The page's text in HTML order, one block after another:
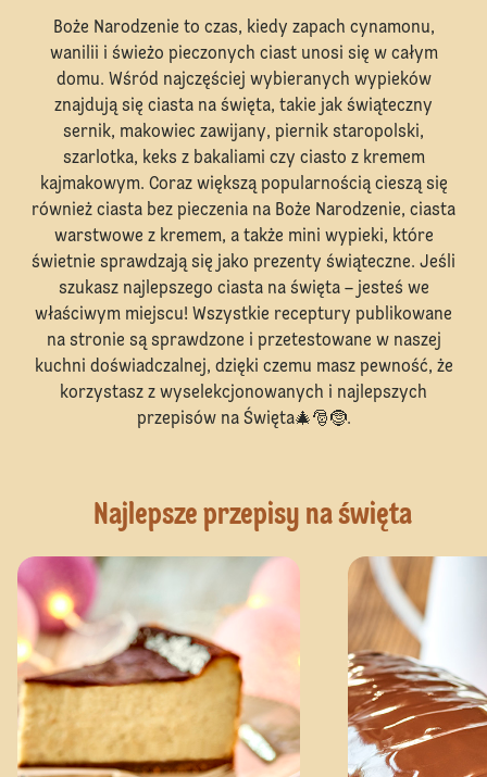
Boże Narodzenie to czas, kiedy zapach cynamonu,
wanilii i świeżo pieczonych ciast unosi się w całym
domu. Wśród najczęściej wybieranych wypieków
znajdują się ciasta na święta, takie jak świąteczny
sernik, makowiec zawijany, piernik staropolski,
szarlotka, keks z bakaliami czy ciasto z kremem
kajmakowym. Coraz większą popularnością cieszą się
również ciasta bez pieczenia na Boże Narodzenie, ciasta
warstwowe z kremem, a także mini wypieki, które
świetnie sprawdzają się jako prezenty świąteczne. Jeśli
szukasz najlepszego ciasta na święta – jesteś we
właściwym miejscu! Wszystkie receptury publikowane
na stronie są sprawdzone i przetestowane w naszej
kuchni doświadczalnej, dzięki czemu masz pewność, że
korzystasz z wyselekcjonowanych i najlepszych
przepisów na Święta🎄🎅🤶.
Najlepsze przepisy na święta